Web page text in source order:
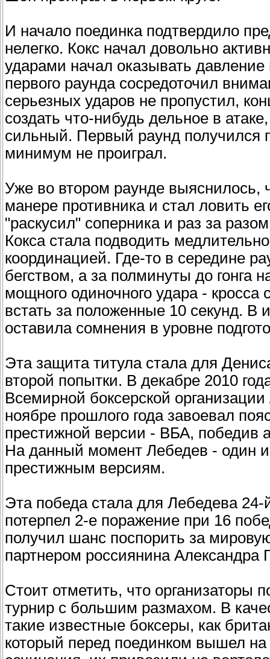
И начало поединка подтвердило
нелегко. Кокс начал довольно
ударами начал оказывать
первого раунда сосредоточил
серьезных ударов не пропустил,
создать что-нибудь дельное в
сильный. Первый раунд получился
минимум не проиграл.
Уже во втором раунде выяснилось,
манере противника и стал ловить
"раскусил" соперника и раз за
Кокса стала подводить
координацией. Где-то в середине
бегством, а за полминуты до гонга
мощного одиночного удара - кросса
встать за положенные 10 секунд. В
оставила сомнения в уровне
Эта защита титула стала для
второй попытки. В декабре 2010
Всемирной боксерской
ноябре прошлого года завоевал
престижной версии - ВБА, победив
На данный момент Лебедев - один
престижным версиям.
Эта победа стала для Лебедева
потерпел 2-е поражение при 16
получил шанс поспорить за
партнером россиянина Александра
Стоит отметить, что организаторы
турнир с большим размахом. В
такие известные боксеры, как
который перед поединком вышел на